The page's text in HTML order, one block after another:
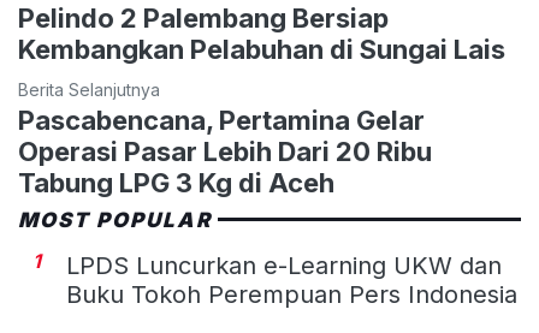
Pelindo 2 Palembang Bersiap
Kembangkan Pelabuhan di Sungai Lais
Berita Selanjutnya
Pascabencana, Pertamina Gelar
Operasi Pasar Lebih Dari 20 Ribu
Tabung LPG 3 Kg di Aceh
MOST POPULAR
1
LPDS Luncurkan e-Learning UKW dan
Buku Tokoh Perempuan Pers Indonesia